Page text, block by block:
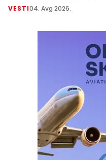
VESTI04. Avg 2026.